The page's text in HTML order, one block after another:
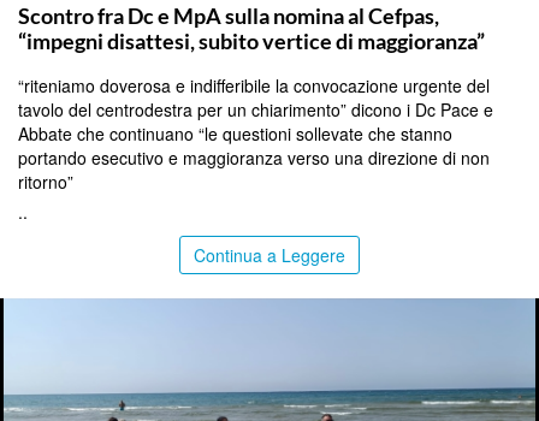
Scontro fra Dc e MpA sulla nomina al Cefpas,
“impegni disattesi, subito vertice di maggioranza”
“riteniamo doverosa e indifferibile la convocazione urgente del
tavolo del centrodestra per un chiarimento” dicono i Dc Pace e
Abbate che continuano “le questioni sollevate che stanno
portando esecutivo e maggioranza verso una direzione di non
ritorno”
..
Continua a Leggere